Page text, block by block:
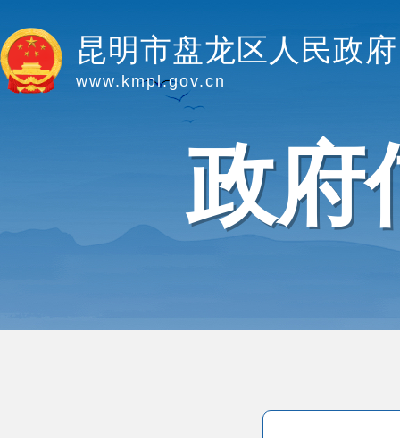
昆明市盘龙区人民政府
www.kmpl.gov.cn
政府